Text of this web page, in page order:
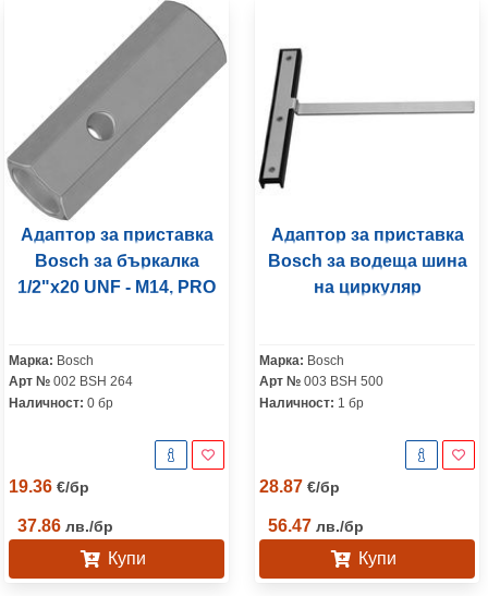
Адаптор за приставка
Bosch за бъркалка
1/2"x20 UNF - M14, PRO
Марка: Bosch
Арт № 002 BSH 264
Наличност: 0 бр
19.36 €/бр
37.86 лв./бр
Купи
Адаптор за приставка
Bosch за водеща шина
на циркуляр
Марка: Bosch
Арт № 003 BSH 500
Наличност: 1 бр
28.87 €/бр
56.47 лв./бр
Купи